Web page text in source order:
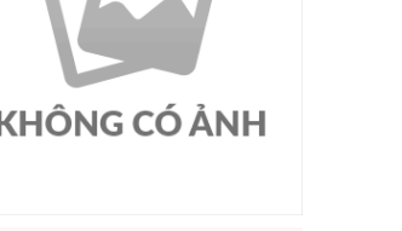
đồng nhân dân các cấp nhiệm kỳ 2026 - 2031